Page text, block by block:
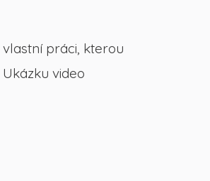
práci, kterou
video